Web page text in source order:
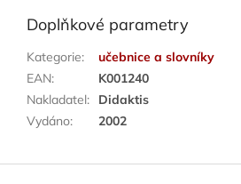
Doplňkové parametry
Kategorie:
učebnice a slovníky
EAN:
K001240
Nakladatel:
Didaktis
Vydáno: 2002
Z